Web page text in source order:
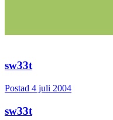
sw33t
Postad 4 juli 2004
sw33t